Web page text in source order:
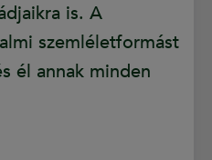
is. A
szemléletformást
él annak minden